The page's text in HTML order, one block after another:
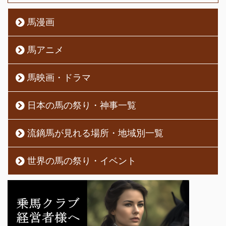
馬漫画
馬アニメ
馬映画・ドラマ
日本の馬の祭り・神事一覧
流鏑馬が見れる場所・地域別一覧
世界の馬の祭り・イベント